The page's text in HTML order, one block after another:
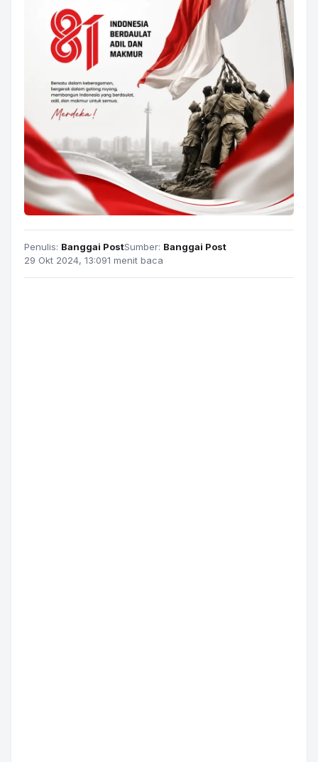
Penulis: Banggai PostSumber: Banggai Post
29 Okt 2024, 13:091 menit baca